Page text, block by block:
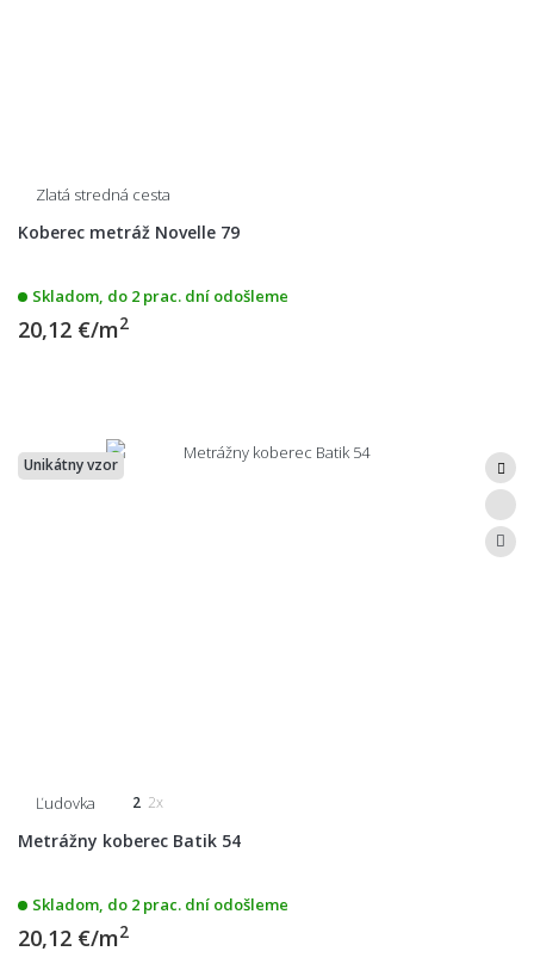
Zlatá stredná cesta
Koberec metráž Novelle 79
Skladom, do 2 prac. dní odošleme
20,12 €/m2
Unikátny vzor
Ľudovka 2 2x
Metrážny koberec Batik 54
Skladom, do 2 prac. dní odošleme
20,12 €/m2